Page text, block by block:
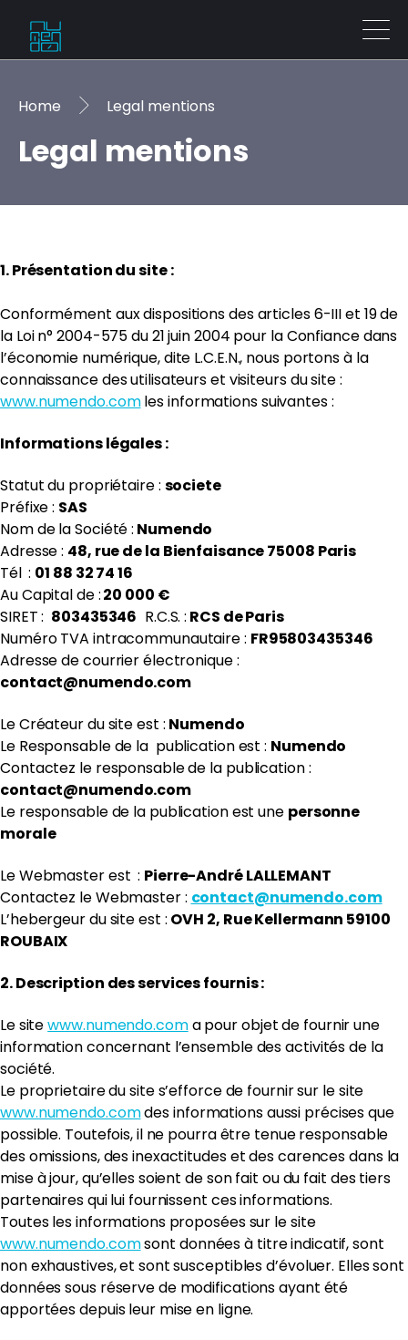
EN FR
Home Legal mentions
Legal mentions
1. Présentation du site :
Conformément aux dispositions des articles 6-III et 19 de
la Loi n° 2004-575 du 21 juin 2004 pour la Confiance dans
l’économie numérique, dite L.C.E.N., nous portons à la
connaissance des utilisateurs et visiteurs du site :
www.numendo.comles informations suivantes :
Informations légales :
Statut du propriétaire : societe
Préfixe : SAS
Nom de la Société : Numendo
Adresse : 48, rue de la Bienfaisance 75008 Paris
Tél : 01 88 32 74 16
Au Capital de :20 000 €
SIRET : 803435346 R.C.S. : RCS de Paris
Numéro TVA intracommunautaire : FR95803435346
Adresse de courrier électronique :
contact@numendo.com
Le Créateur du site est : Numendo
Le Responsable de la publication est : Numendo
Contactez le responsable de la publication :
contact@numendo.com
Le responsable de la publication est une personne
morale
Le Webmaster est : Pierre-André LALLEMANT
Contactez le Webmaster : contact@numendo.com
L’hebergeur du site est : OVH 2, Rue Kellermann 59100
ROUBAIX
2. Description des services fournis :
Le sitewww.numendo.coma pour objet de fournir une
information concernant l’ensemble des activités de la
société.
Le proprietaire du site s’efforce de fournir sur le site
www.numendo.comdes informations aussi précises que
possible. Toutefois, il ne pourra être tenue responsable
des omissions, des inexactitudes et des carences dans la
mise à jour, qu’elles soient de son fait ou du fait des tiers
partenaires qui lui fournissent ces informations.
Toutes les informations proposées sur le site
www.numendo.comsont données à titre indicatif, sont
non exhaustives, et sont susceptibles d’évoluer. Elles sont
données sous réserve de modifications ayant été
apportées depuis leur mise en ligne.